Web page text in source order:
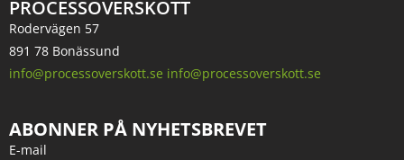
PROCESSÖVERSKOTT
Rodervägen 57
891 78 Bonässund
info@processoverskott.se info@processoverskott.se
ABONNER PÅ NYHETSBREVET
E-mail